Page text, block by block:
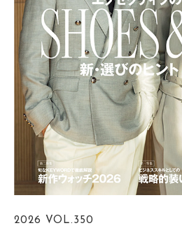
2026 VOL.350